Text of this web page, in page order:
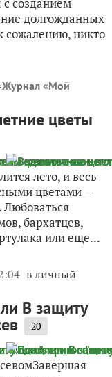
долгожданных
сожалению, никто
Журнал «Мой
цветы
лето, и весь
цветами —
Любоваться
бархатцев,
или еще...
в личный
В защиту
20